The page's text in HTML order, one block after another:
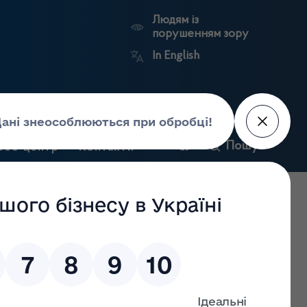
Людям із
порушенням зору
In English
центр Контакти Пошук
Ринковий
Державні
Антикорупційний
портал
громадськістю